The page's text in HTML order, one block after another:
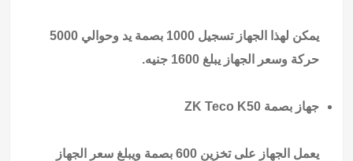
يمكن لهذا الجهاز تسجيل 1000 بصمة يد وحوالي 5000
حركة وسعر الجهاز يبلغ 1600 جنيه.
جهاز بصمة ZK Teco K50
يعمل الجهاز على تخزين 600 بصمة ويبلغ سعر الجهاز